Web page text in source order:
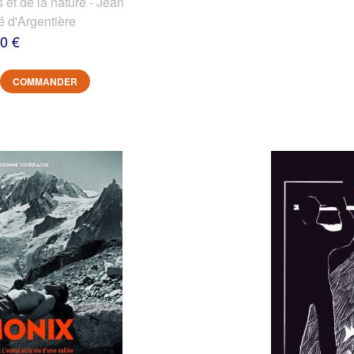
d'Argentière
€
COMMANDER